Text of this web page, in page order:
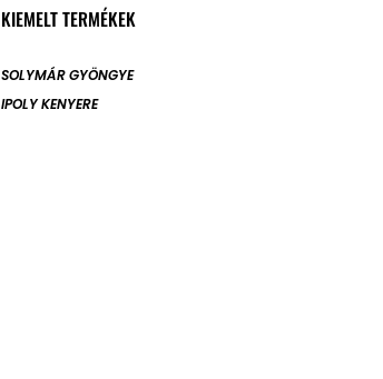
KIEMELT TERMÉKEK
SOLYMÁR GYÖNGYE
IPOLY KENYERE